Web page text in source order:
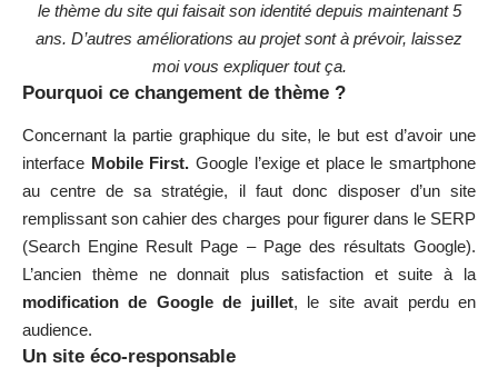
le thème du site qui faisait son identité depuis maintenant 5
ans. D’autres améliorations au projet sont à prévoir, laissez
moi vous expliquer tout ça.
Pourquoi ce changement de thème ?
Concernant la partie graphique du site, le but est d’avoir une
interface Mobile First. Google l’exige et place le smartphone
au centre de sa stratégie, il faut donc disposer d’un site
remplissant son cahier des charges pour figurer dans le SERP
(Search Engine Result Page – Page des résultats Google).
L’ancien thème ne donnait plus satisfaction et suite à la
modification de Google de juillet, le site avait perdu en
audience.
Un site éco-responsable